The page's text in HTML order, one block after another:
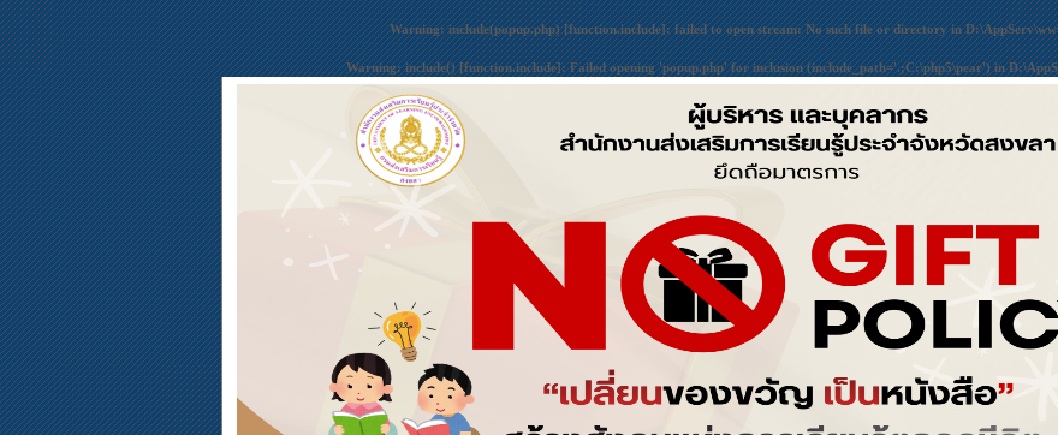
Warning: include(popup.php) [function.include]: failed to open stream: No such file or directory in
Warning: include() [function.include]: Failed opening 'popup.php' for inclusion (include_path='.;C:\php5\pear') in